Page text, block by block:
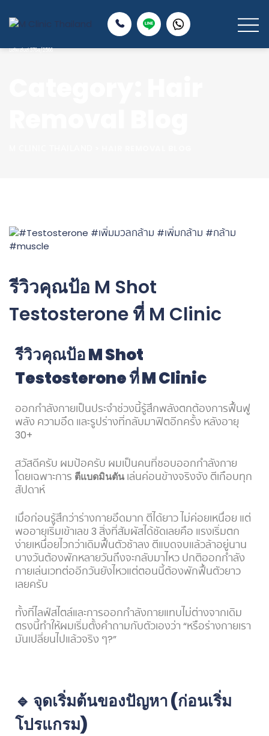
รีวิวคุณป้อ M Shot
Testosterone ที่ M Clinic
รีวิวคุณป้อM Shot
Testosterone ที่ M Clinic
ออกกำลังกายเป็นประจำช่วงนี้รู้สึกพลังตกต้องการฟื้นฟู
พลัง ความอึด และรูปร่างที่กลับมาฟิตอีกครั้ง หลังอายุ
30+
สวัสดีครับ ผมป้อครับ ผมเป็นคนที่ชอบออกกำลังกาย
โดยเฉพาะการ ตีแบดมินตัน เล่นค่อนข้างจริงจัง ตีเกือบทุก
สัปดาห์
เมื่อก่อนรู้สึกว่าร่างกายอึดมาก ตีได้ยาว ไม่ค่อยเหนื่อย แต่
พออายุเริ่มเข้าเลข 3 สิ่งที่สัมผัสได้ชัดเลยคือ แรงเริ่มตก
ง่ายเหนื่อยไวกว่าเดิมฟื้นตัวช้าลง ตีแบดจบแล้วล้าอยู่นาน
บางวันต้องพักหลายวันถึงจะกลับมาไหว ปกติออกกำลัง
กายเล่นเวทต่ออีกวันยังไหวแต่ตอนนี้ต้องพักฟื้นตัวยาว
เลยครับ
ทั้งที่ไลฟ์สไตล์และการออกกำลังกายแทบไม่ต่างจากเดิม
ตรงนี้ทำให้ผมเริ่มตั้งคำถามกับตัวเองว่า “หรือร่างกายเรา
มันเปลี่ยนไปแล้วจริง ๆ?”
🔹 จุดเริ่มต้นของปัญหา (ก่อนเริ่ม
โปรแกรม)